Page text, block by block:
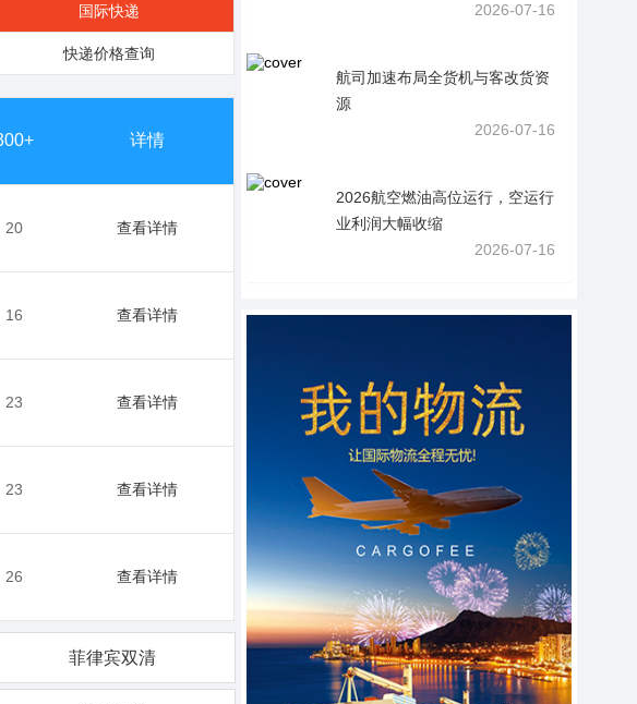
国际快递
快递价格查询
详情
20 查看详情
16 查看详情
23 查看详情
23 查看详情
26 查看详情
菲律宾双清
2026-07-16
航司加速布局全货机与客改货资
源
2026-07-16
2026航空燃油高位运行，空运行
业利润大幅收缩
2026-07-16